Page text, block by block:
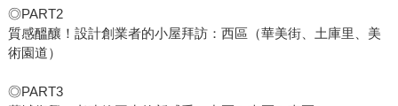
◎PART2
質感醞釀！設計創業者的小屋拜訪：西區（華美街、土庫里、美
術園道）
◎PART3